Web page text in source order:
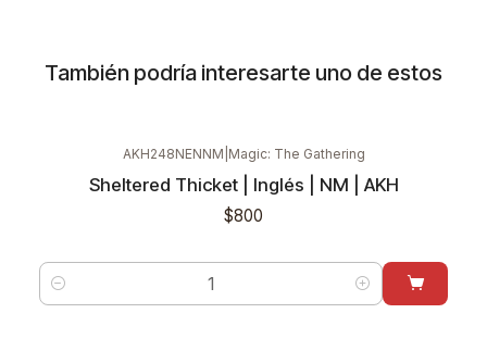
También podría interesarte uno de estos
AKH248NENNM Magic: The Gathering
Sheltered Thicket | Inglés | NM | AKH
$800
Cantidad